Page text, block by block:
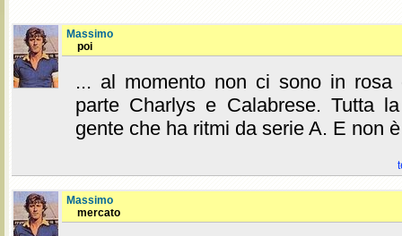
Massimo
poi
... al momento non ci sono in rosa
parte Charlys e Calabrese. Tutta
gente che ha ritmi da serie A. E non
Massimo
mercato